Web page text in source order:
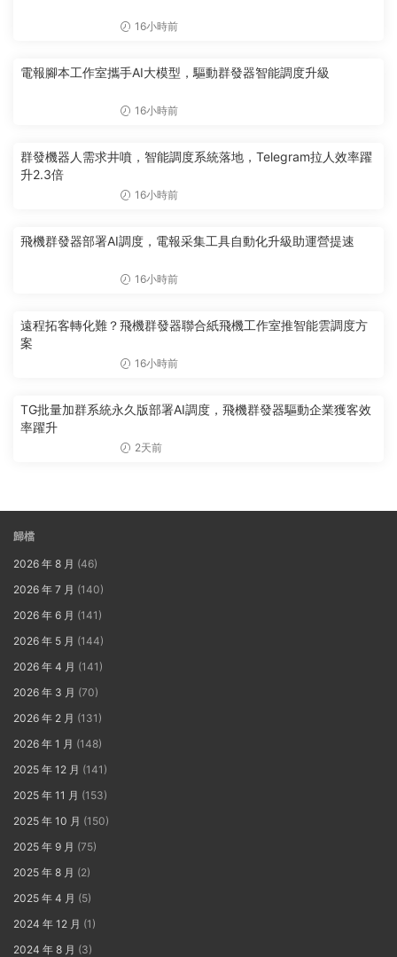
16小時前
電報腳本工作室攜手AI大模型，驅動群發器智能調度升級
16小時前
群發機器人需求井噴，智能調度系統落地，Telegram拉人效率躍
升2.3倍
16小時前
飛機群發器部署AI調度，電報采集工具自動化升級助運營提速
16小時前
遠程拓客轉化難？飛機群發器聯合紙飛機工作室推智能雲調度方
案
16小時前
TG批量加群系統永久版部署AI調度，飛機群發器驅動企業獲客效
率躍升
2天前
歸檔
2026 年 8 月 (46)
2026 年 7 月 (140)
2026 年 6 月 (141)
2026 年 5 月 (144)
2026 年 4 月 (141)
2026 年 3 月 (70)
2026 年 2 月 (131)
2026 年 1 月 (148)
2025 年 12 月 (141)
2025 年 11 月 (153)
2025 年 10 月 (150)
2025 年 9 月 (75)
2025 年 8 月 (2)
2025 年 4 月 (5)
2024 年 12 月 (1)
2024 年 8 月 (3)